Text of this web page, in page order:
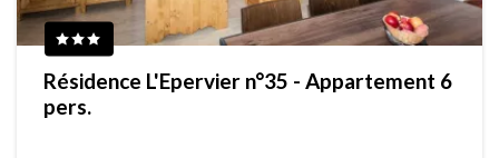
Résidence L'Epervier n°35 - Appartement 6
pers.